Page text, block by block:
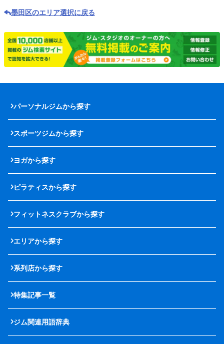
墨田区のエリア選択に戻る
パーソナルジムから探す
スポーツジムから探す
ヨガから探す
ピラティスから探す
フィットネスクラブから探す
エリアから探す
系列店から探す
特集記事一覧
ジム関連用語辞典